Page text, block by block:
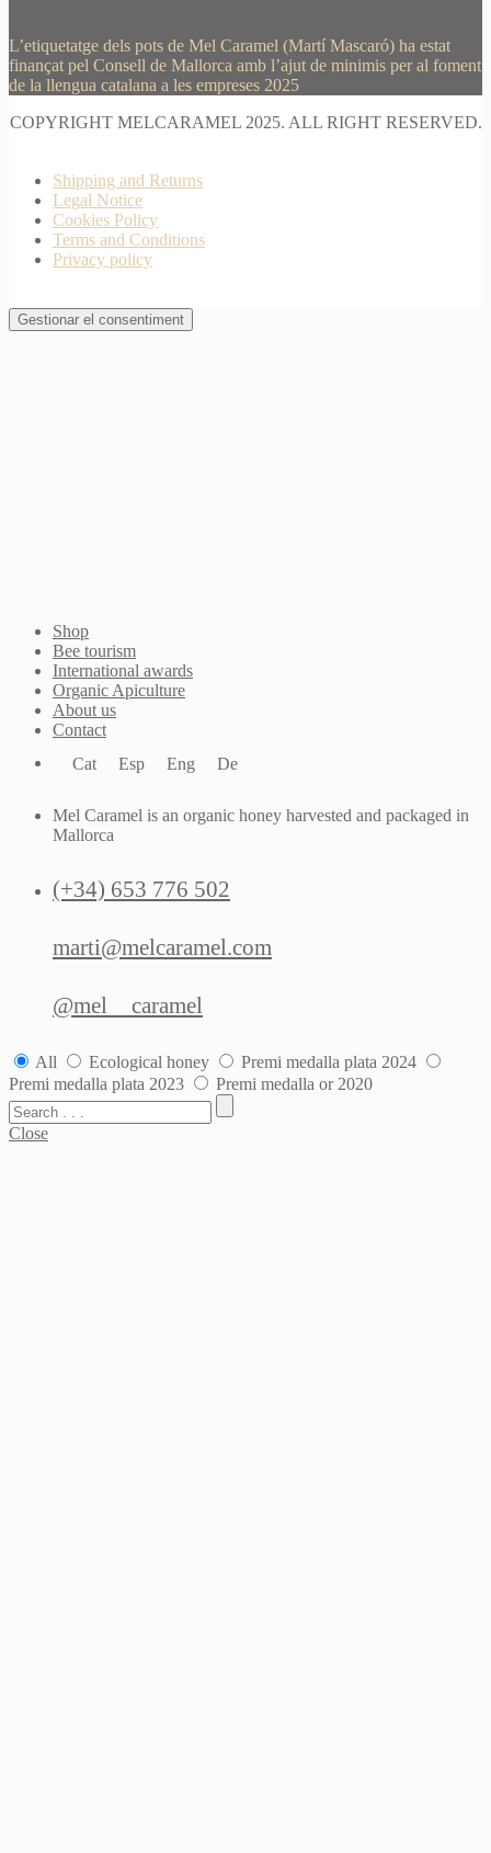
L’etiquetatge dels pots de Mel Caramel (Martí Mascaró) ha estat
finançat pel Consell de Mallorca amb l’ajut de minimis per al foment
de la llengua catalana a les empreses 2025
COPYRIGHT MELCARAMEL 2025. ALL RIGHT RESERVED.
Shipping and Returns
Legal Notice
Cookies Policy
Terms and Conditions
Privacy policy
Gestionar el consentiment
Shop
Bee tourism
International awards
Organic Apiculture
About us
Contact
Cat
Esp Eng De
Mel Caramel is an organic honey harvested and packaged in
Mallorca
(+34) 653 776 502
marti@melcaramel.com
@mel__caramel
All Ecological honey
Premi medalla plata 2024
Premi medalla plata 2023
Premi medalla or 2020
Close